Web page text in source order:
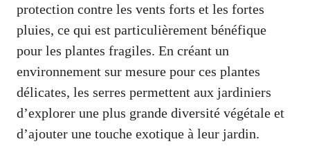
protection contre les vents forts et les fortes
pluies, ce qui est particulièrement bénéfique
pour les plantes fragiles. En créant un
environnement sur mesure pour ces plantes
délicates, les serres permettent aux jardiniers
d’explorer une plus grande diversité végétale et
d’ajouter une touche exotique à leur jardin.